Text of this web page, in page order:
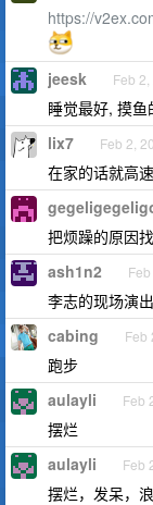
https://
jeesk Feb
睡觉最好, 摸
lix7 Feb 2,
在家的话就高
把烦躁的原因
ash1n2
李志的现场演
cabing Feb
跑步
aulayli Feb
摆烂
aulayli Feb
摆烂，发呆，浪